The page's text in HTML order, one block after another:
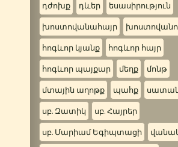
դժոխք դևեր եսասիրություն
խոստովանահայր
հոգևոր կյանք հոգևոր հայր
հոգևոր պայքար մեղք մոնթ
մտային աղոթք պահք
սբ. Զատիկ սբ. Հայրեր
սբ. Մարիամ Եգիպտացի